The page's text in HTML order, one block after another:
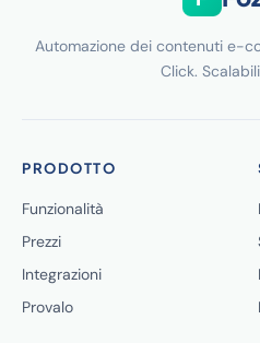
Automazione dei contenuti e-
Click.
PRODOTTO
Funzionalità
Prezzi
Integrazioni
Provalo